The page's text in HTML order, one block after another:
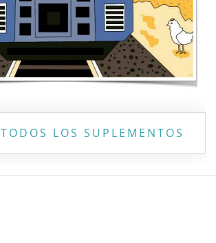
TODOS LOS SUPLEMENTOS